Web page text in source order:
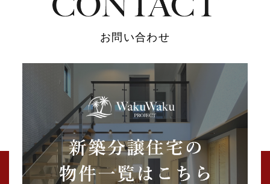
2025年09月 (3)
2025年07月 (2)
2025年06月 (2)
2025年04月 (4)
お問い合わせ